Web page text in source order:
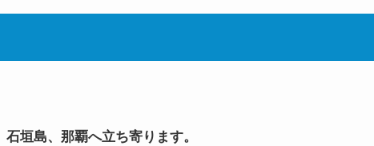
垣島、那覇へ立ち寄ります。